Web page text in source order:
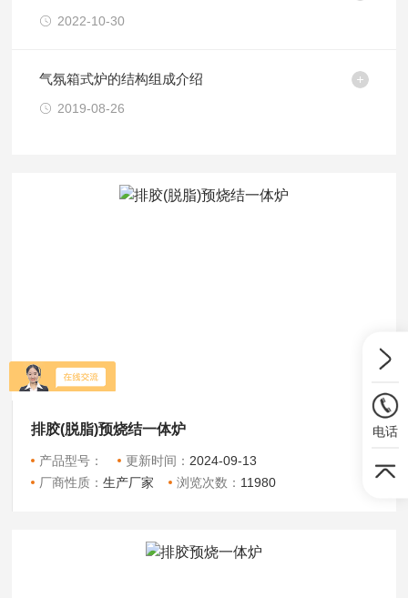
2022-10-30
气氛箱式炉的结构组成介绍
2019-08-26
排胶(脱脂)预烧结一体炉
产品型号： 更新时间： 2024-09-13
厂商性质：生产厂家 浏览次数： 11980
电话